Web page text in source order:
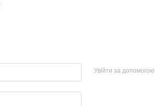
Увійти за допомогою